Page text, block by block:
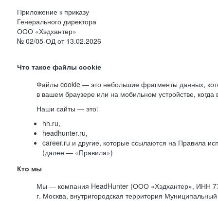
Приложение к приказу
Генерального директора
ООО «Хэдхантер»
№ 02/05-ОД от 13.02.2026
Что такое файлы cookie
Файлы cookie — это небольшие фрагменты данных,
в вашем браузере или на мобильном устройстве,
Наши сайты — это:
hh.ru,
headhunter.ru,
career.ru и другие, которые ссылаются на Правила
(далее — «Правила»)
Кто мы
Мы — компания HeadHunter (ООО «Хэдхантер», ИНН
г. Москва, внутригородская территория Муниципальный